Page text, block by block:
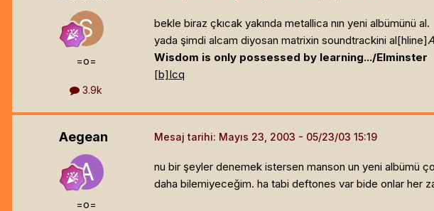
=o=
3.9k
bekle biraz çkıcak yakında metallica nın yeni albümünü al.
yada şimdi alcam diyosan matrixin soundtrackini al[hline]
Wisdom is only possessed by learning.../Elminster
[b]Icq
Aegean
=o=
Mesaj tarihi: Mayıs 23, 2003
nu bir şeyler denemek istersen manson un yeni albümü
daha bilemiyeceğim. ha tabi deftones var bide onlar her